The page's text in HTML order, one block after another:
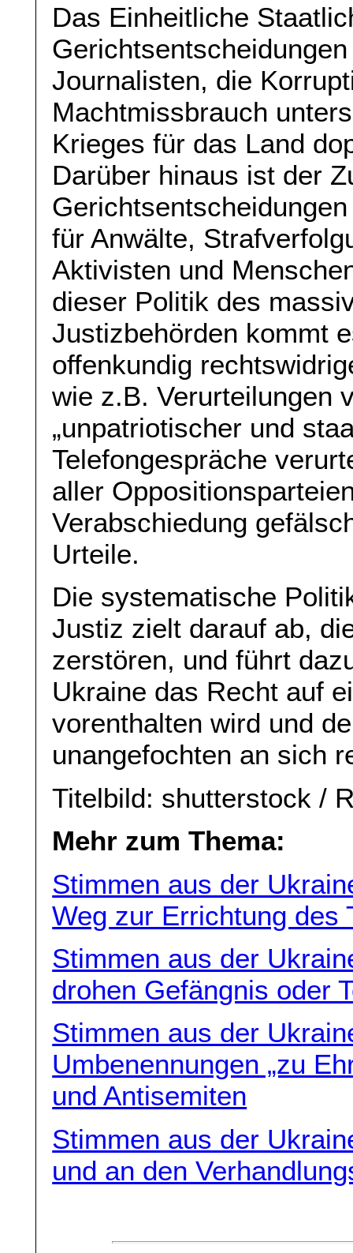
Das Einheitliche
Journalisten, die
Machtmissbrauch
Krieges für das Land
Darüber hinaus ist der
für Anwälte,
Aktivisten und
dieser Politik des
Justizbehörden kommt
offenkundig
wie z.B. Verurteilungen
„unpatriotischer und
Telefongespräche
aller
Verabschiedung
Urteile.
Die systematische
Justiz zielt darauf ab,
zerstören, und führt
Ukraine das Recht auf
vorenthalten wird und
unangefochten an sich
Titelbild: shutterstock /
Mehr zum Thema:
Stimmen aus der
Weg zur Errichtung des
Stimmen aus der
drohen Gefängnis oder
Stimmen aus der
Umbenennungen „zu
und Antisemiten
Stimmen aus der
und an den